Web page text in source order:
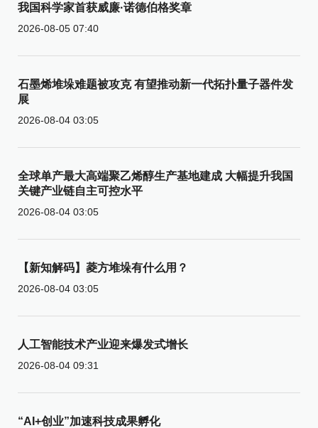
我国科学家首获威廉·诺德伯格奖章
2026-08-05 07:40
石墨烯堆垛难题被攻克 有望推动新一代拓扑量子器件发
展
2026-08-04 03:05
全球单产最大高端聚乙烯醇生产基地建成 大幅提升我国
关键产业链自主可控水平
2026-08-04 03:05
【新知解码】菱方堆垛有什么用？
2026-08-04 03:05
人工智能技术产业迎来爆发式增长
2026-08-04 09:31
“AI+创业”加速科技成果孵化